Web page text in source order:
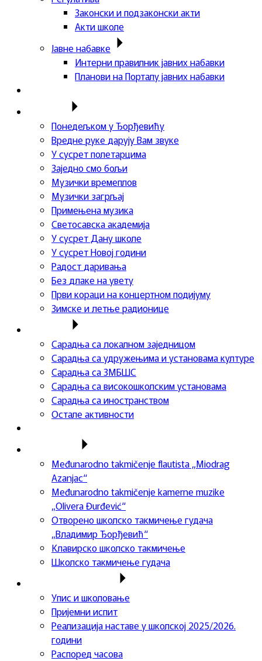
Законски и подзаконски акти
Акти школе
Јавне набавке
Интерни правилник јавних набавки
Планови на Порталу јавних набавки
Понедељком у Ђорђевићу
Вредне руке дарују Вам звуке
У сусрет полетарцима
Заједно смо бољи
Музички времеплов
Музички загрљај
Примењена музика
Светосавска академија
У сусрет Дану школе
У сусрет Новој години
Радост даривања
Без длаке на увету
Први кораци на концертном подијуму
Зимске и летње радионице
Сарадња са локалном заједницом
Сарадња са удружењима и установама културе
Сарадња са ЗМБШС
Сарадња са високошколским установама
Сарадња са иностранством
Остале активности
Međunarodno takmičenje flautista „Miodrag
Azanjac“
Međunarodno takmičenje kamerne muzike
„Olivera Đurđević“
Отворено школско такмичење гудача
„Владимир Ђорђевић“
Клавирско школско такмичење
Школско такмичење гудача
Упис и школовање
Пријемни испит
Реализација наставе у школској 2025/2026.
години
Распоред часова